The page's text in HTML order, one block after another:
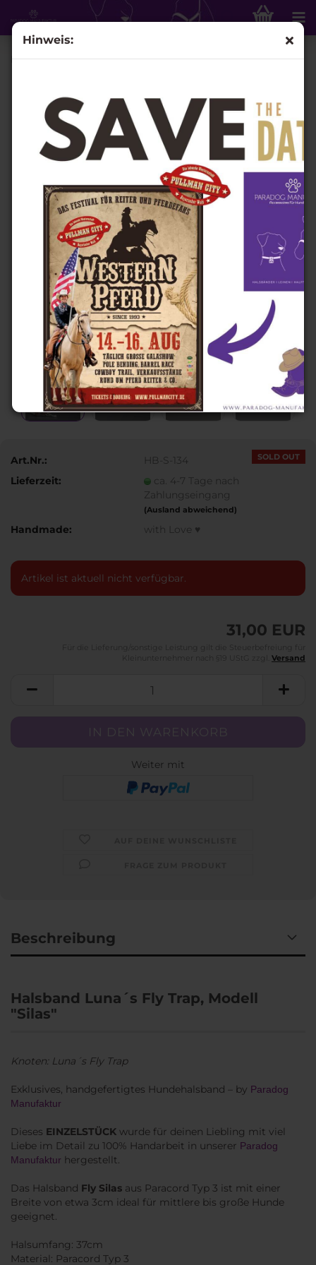
Hinweis:
Halsband Luna´s Fly Trap, Modell "Silas" Gr. 37
SOLD OUT
Art.Nr.:
HB-S-134
Lieferzeit:
ca. 4-7 Tage nach
Zahlungseingang
(Ausland abweichend)
Handmade: with Love ♥
Artikel ist aktuell nicht verfügbar.
31,00 EUR
Versand
Weiter mit
Beschreibung
Halsband Luna´s Fly Trap, Modell
"Silas"
Knoten: Luna´s Fly Trap
Exklusives, handgefertigtes Hundehalsband – by Paradog
Manufaktur
Dieses EINZELSTÜCK wurde für deinen Liebling mit viel
Liebe im Detail zu 100% Handarbeit in unserer Paradog
Manufaktur hergestellt.
Das Halsband Fly Silas aus Paracord Typ 3 ist mit einer
Breite von etwa 3cm ideal für mittlere bis große Hunde
geeignet.
Halsumfang: 37cm
Material: Paracord Typ 3